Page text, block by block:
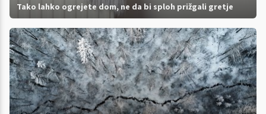
Tako lahko ogrejete dom, ne da bi sploh prižgali gretje